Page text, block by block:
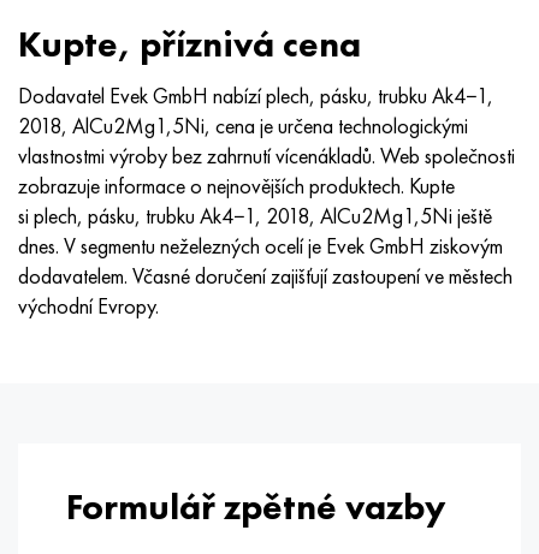
Kupte, příznivá cena
Dodavatel Evek GmbH nabízí plech, pásku, trubku Ak4−1,
2018, AlCu2Mg1,5Ni, cena je určena technologickými
vlastnostmi výroby bez zahrnutí vícenákladů. Web společnosti
zobrazuje informace o nejnovějších produktech. Kupte
si plech, pásku, trubku Ak4−1, 2018, AlCu2Mg1,5Ni ještě
dnes. V segmentu neželezných ocelí je Evek GmbH ziskovým
dodavatelem. Včasné doručení zajišťují zastoupení ve městech
východní Evropy.
Formulář zpětné vazby